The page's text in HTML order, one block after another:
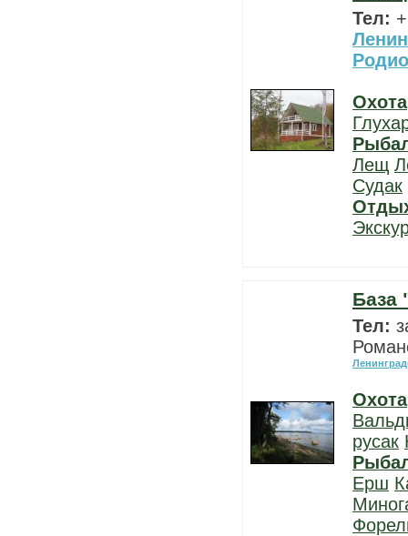
Тел:
Охота
Лещ
Судак
База
Тел:
Охота
русак
Ерш